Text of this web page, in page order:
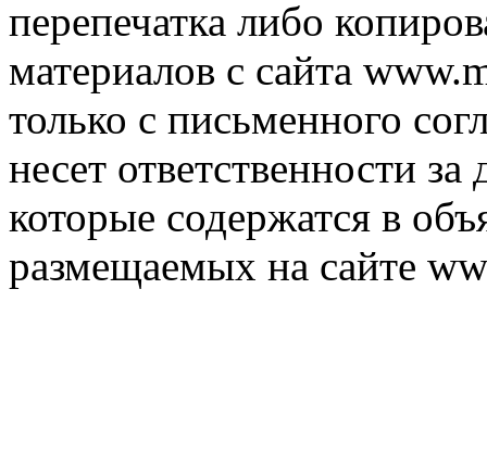
перепечатка либо
материалов с сайта
только с письменного
несет ответственности
которые содержатся в
размещаемых на сайте